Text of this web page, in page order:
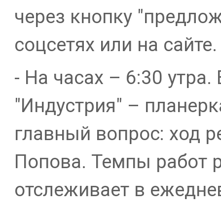
через кнопку
соцсетях или на сайте.
- На часах – 6:30
"Индустрия" –
главный вопрос: ход
Попова. Темпы работ
отслеживает в